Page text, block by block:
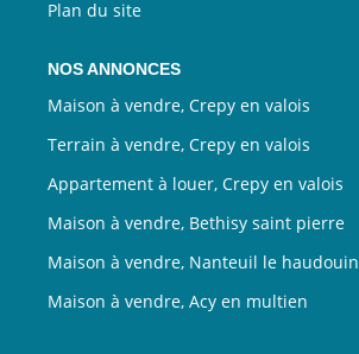
Plan du site
NOS ANNONCES
Maison à vendre, Crepy en valois
Terrain à vendre, Crepy en valois
Appartement à louer, Crepy en valois
Maison à vendre, Bethisy saint pierre
Maison à vendre, Nanteuil le haudouin
Maison à vendre, Acy en multien